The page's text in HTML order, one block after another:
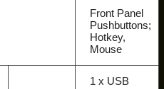
Front Panel
Pushbuttons;
Hotkey,
Mouse
1 x USB